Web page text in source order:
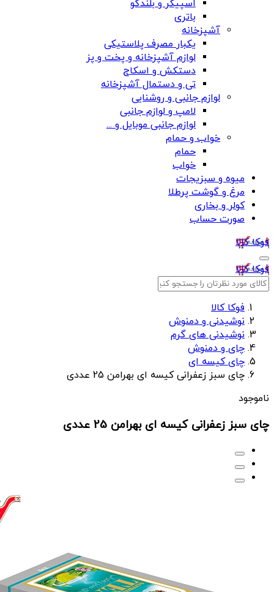
اسپیکر و بلندگو
باتری
آشپزخانه
یکبار مصرف پلاستیکی
لوازم آشپزخانه و پخت و پز
دستکش و اسکاج
تی و دستمال آشپزخانه
لوازم جانبی و روشنایی
لامپ و لوازم جانبی
لوازم جانبی موبایل و ...
خواب و حمام
حمام
خواب
میوه و سبزیجات
مرغ و گوشت پرطلا
کولر و بخاری
صورت حساب
فوکا کالا
فوکا کالا
فوکا کالا
نوشیدنی و دمنوش
نوشیدنی های گرم
چای و دمنوش
چای کیسه ای
چای سبز زعفرانی کیسه ای بهرامن 25 عددی
ناموجود
چای سبز زعفرانی کیسه ای بهرامن 25 عددی